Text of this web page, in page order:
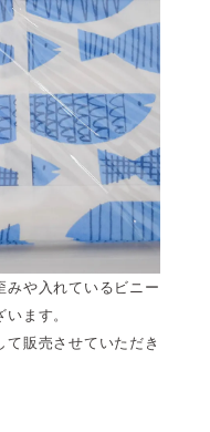
みや入れているビニー
ます。
販売させていただき